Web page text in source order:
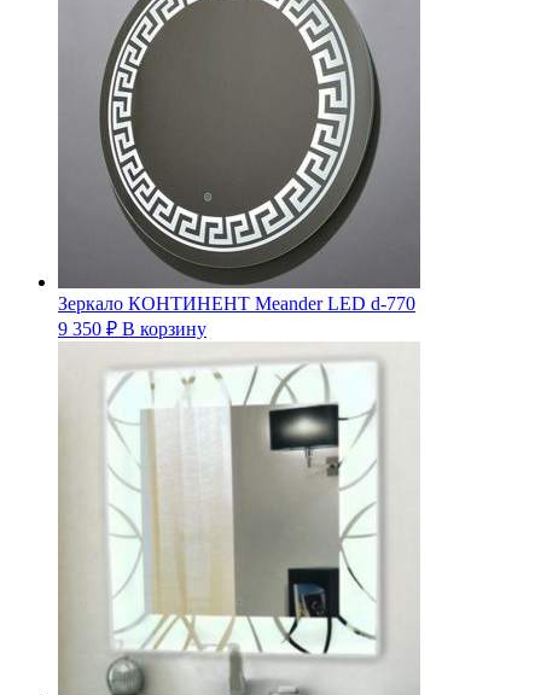
Зеркало КОНТИНЕНТ Meander LED d-770
9 350 ₽ В корзину